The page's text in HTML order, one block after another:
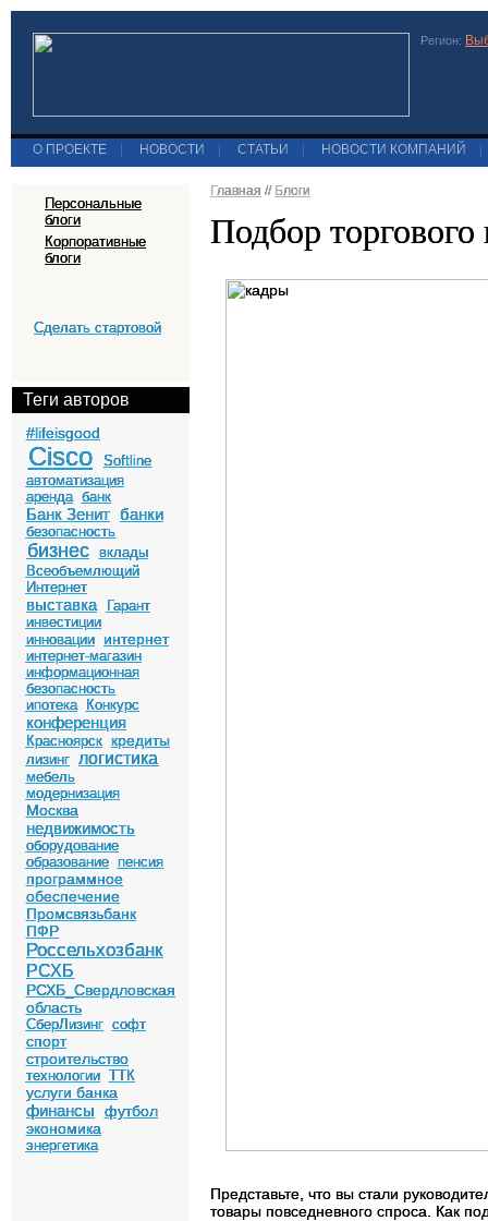
Регион:
О ПРОЕКТЕ НОВОСТИ СТАТЬИ НОВОСТИ КОМПАНИЙ
Персональные
блоги
Корпоративные
блоги
Сделать стартовой
Теги авторов
#lifeisgood
Cisco
Softline
автоматизация
аренда банк
Банк Зенит банки
безопасность
бизнес
вклады
Всеобъемлющий
Интернет
выставка
Гарант
инвестиции
инновации
интернет
интернет-магазин
информационная
безопасность
ипотека
Конкурс
конференция
Красноярск кредиты
лизинг логистика
мебель
модернизация
Москва
недвижимость
оборудование
образование пенсия
программное
обеспечение
Промсвязьбанк
ПФР
Россельхозбанк
РСХБ
РСХБ_Свердловская
область
СберЛизинг софт
спорт
строительство
технологии ТТК
услуги банка
финансы
футбол
экономика
энергетика
Главная // Блоги
Подбор
Представьте, что вы стали
товары повседневного спроса. Как